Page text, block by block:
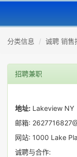
分类信息 诚聘 销售
招聘兼职
地址: Lakeview NY
邮箱:
网站: 1000 Lake
诚聘与合作: